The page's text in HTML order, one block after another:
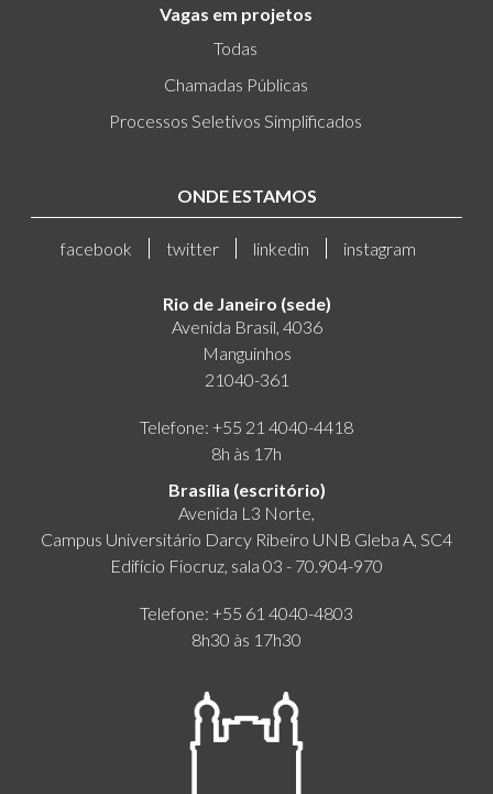
Vagas em projetos
Todas
Chamadas Públicas
Processos Seletivos Simplificados
ONDE ESTAMOS
facebook twitter linkedin instagram
Rio de Janeiro (sede)
Avenida Brasil, 4036
Manguinhos
21040-361
Telefone: +55 21 4040-4418
8h às 17h
Brasília (escritório)
Avenida L3 Norte,
Campus Universitário Darcy Ribeiro UNB Gleba A, SC4
Edifício Fiocruz, sala 03 - 70.904-970
Telefone: +55 61 4040-4803
8h30 às 17h30